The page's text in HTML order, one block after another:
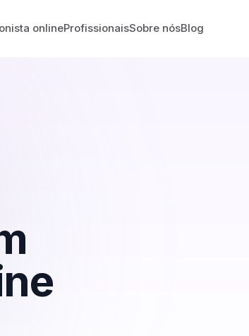
onlineProfissionaisSobre nósBlog